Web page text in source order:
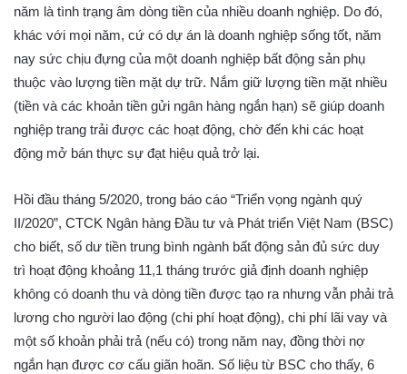
năm là tình trạng âm dòng tiền của nhiều doanh nghiệp. Do đó,
khác với mọi năm, cứ có dự án là doanh nghiệp sống tốt, năm
nay sức chịu đựng của một doanh nghiệp bất động sản phụ
thuộc vào lượng tiền mặt dự trữ. Nắm giữ lượng tiền mặt nhiều
(tiền và các khoản tiền gửi ngân hàng ngắn hạn) sẽ giúp doanh
nghiệp trang trải được các hoạt động, chờ đến khi các hoạt
động mở bán thực sự đạt hiệu quả trở lại.
Hồi đầu tháng 5/2020, trong báo cáo “Triển vọng ngành quý
II/2020”, CTCK Ngân hàng Đầu tư và Phát triển Việt Nam (BSC)
cho biết, số dư tiền trung bình ngành bất động sản đủ sức duy
trì hoạt động khoảng 11,1 tháng trước giả định doanh nghiệp
không có doanh thu và dòng tiền được tạo ra nhưng vẫn phải trả
lương cho người lao động (chi phí hoạt động), chi phí lãi vay và
một số khoản phải trả (nếu có) trong năm nay, đồng thời nợ
ngắn hạn được cơ cấu giãn hoãn. Số liệu từ BSC cho thấy, 6